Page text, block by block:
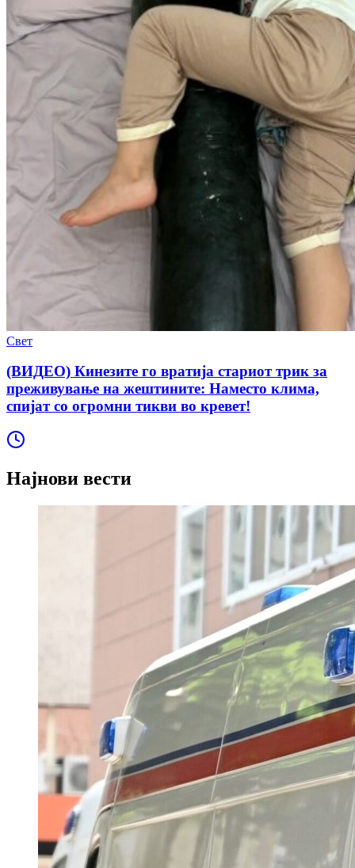
Свет
(ВИДЕО) Кинезите го вратија стариот трик за
преживување на жештините: Наместо клима,
спијат со огромни тикви во кревет!
Најнови вести